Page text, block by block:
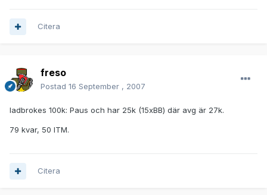
Citera
freso
Postad 16 September , 2007
ladbrokes 100k: Paus och har 25k (15xBB) där avg är 27k.
79 kvar, 50 ITM.
Citera